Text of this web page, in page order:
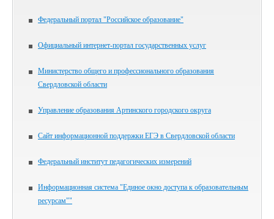
Федеральный портал "Российское образование"
Официальный интернет-портал государственных услуг
Министерство общего и профессионального образования
Свердловской области
Управление образования Артинского городского округа
Сайт информационной поддержки ЕГЭ в Свердловской области
Федеральный институт педагогических измерений
Информационная система "Единое окно доступа к образовательным
ресурсам""